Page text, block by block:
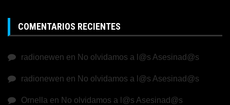
COMENTARIOS RECIENTES
radionewen en No olvidamos a l@s Asesinad@s
radionewen en No olvidamos a l@s Asesinad@s
Ornella en No olvidamos a l@s Asesinad@s